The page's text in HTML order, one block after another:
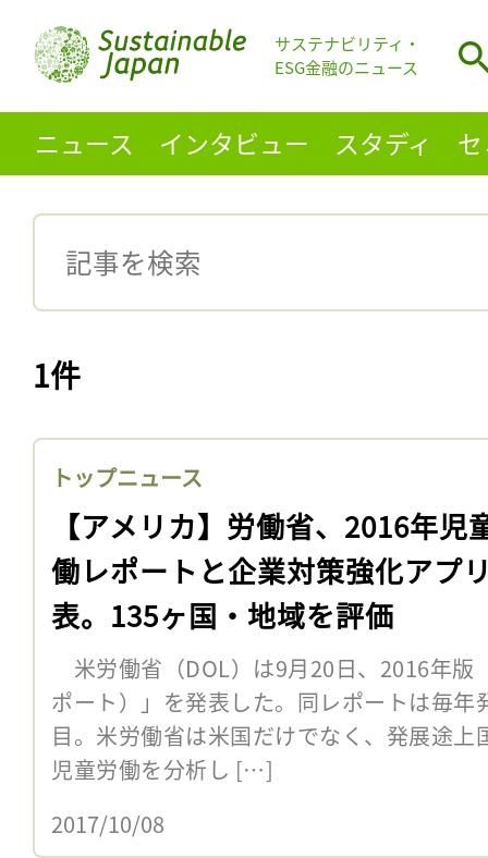
サステナビリティ・
ESG金融のニュース
ニュース インタビュー スタディ
1件
トップニュース
【アメリカ】労働省、2016年児
働レポートと企業対策強化アプ
表。135ヶ国・地域を評価
米労働省（DOL）は9月20日、2016年版
ポート）」を発表した。同レポートは毎年
目。米労働省は米国だけでなく、発展途
児童労働を分析し […]
2017/10/08